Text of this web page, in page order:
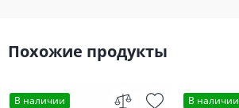
Похожие продукты
В наличии В наличии